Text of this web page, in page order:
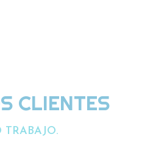
CLIENTES
TRABAJO.